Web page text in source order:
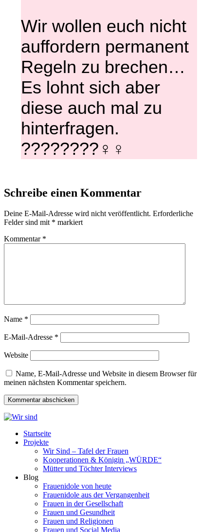
Wir wollen euch nicht
auffordern permanent
Regeln zu brechen…
Es lohnt sich aber
diese auch mal zu
hinterfragen.
????????‍♀️ ♀
Schreibe einen Kommentar
Deine E-Mail-Adresse wird nicht veröffentlicht. Erforderliche
Felder sind mit * markiert
Kommentar *
Name *
E-Mail-Adresse *
Website
Name, E-Mail-Adresse und Website in diesem Browser für
meinen nächsten Kommentar speichern.
Startseite
Projekte
Wir Sind – Tafel der Frauen
Kooperationen & Königin „WÜRDE“
Mütter und Töchter Interviews
Blog
Frauenidole von heute
Frauenidole aus der Vergangenheit
Frauen in der Gesellschaft
Frauen und Gesundheit
Frauen und Religionen
Frauen und Social Media